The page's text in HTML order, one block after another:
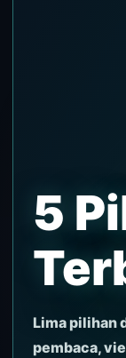
5
Lima pilihan
pembaca,